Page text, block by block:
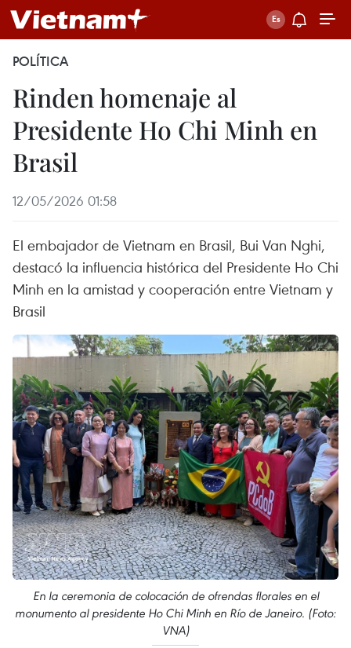
POLÍTICA
Rinden homenaje al
Presidente Ho Chi Minh en
Brasil
12/05/2026 01:58
El embajador de Vietnam en Brasil, Bui Van Nghi,
destacó la influencia histórica del Presidente Ho Chi
Minh en la amistad y cooperación entre Vietnam y
Brasil
En la ceremonia de colocación de ofrendas florales en el
monumento al presidente Ho Chi Minh en Río de Janeiro. (Foto:
VNA)